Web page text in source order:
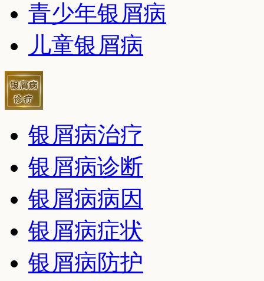
青少年银屑病
儿童银屑病
银屑病治疗
银屑病诊断
银屑病病因
银屑病症状
银屑病防护